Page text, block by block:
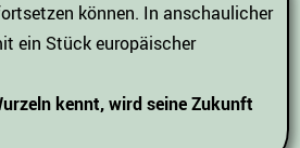
können. In anschaulicher
ein Stück europäischer
kennt, wird seine Zukunft